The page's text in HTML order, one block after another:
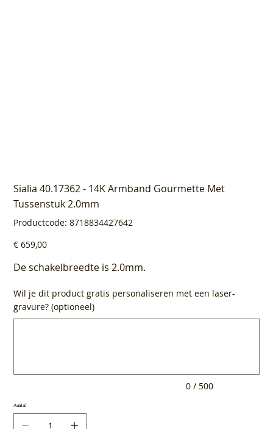
Sialia 40.17362 - 14K Armband Gourmette Met
Tussenstuk 2.0mm
Productcode: Productcode
8718834427642
8718834427642
Prijs
€ 659,00
De schakelbreedte is 2.0mm.
Wil je dit product gratis personaliseren met een laser-
gravure? (optioneel)
0 / 500
Aantal